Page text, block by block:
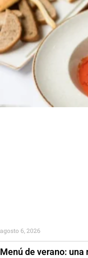
Menú de verano:
agosto 6, 2026